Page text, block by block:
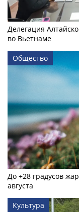
Делегация
во Вьетнаме
Общество
До +28 градусов
августа
Культура